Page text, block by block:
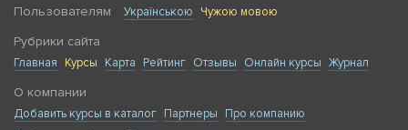
Пользователям Українською Чужою мовою
Рубрики сайта
Главная Курсы Карта Рейтинг Отзывы Онлайн курсы Журнал
О компании
Добавить курсы в каталог Партнеры
Про компанию